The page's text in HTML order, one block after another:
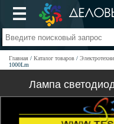
Главная Каталог товаров
1000Lm
Лампа